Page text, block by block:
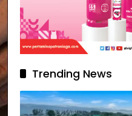
Trending News